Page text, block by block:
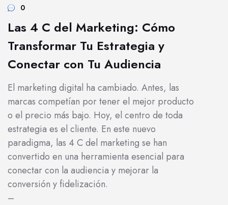
0
Las 4 C del Marketing: Cómo
Transformar Tu Estrategia y
Conectar con Tu Audiencia
El marketing digital ha cambiado. Antes, las
marcas competían por tener el mejor producto
o el precio más bajo. Hoy, el centro de toda
estrategia es el cliente. En este nuevo
paradigma, las 4 C del marketing se han
convertido en una herramienta esencial para
conectar con la audiencia y mejorar la
conversión y fidelización.
–